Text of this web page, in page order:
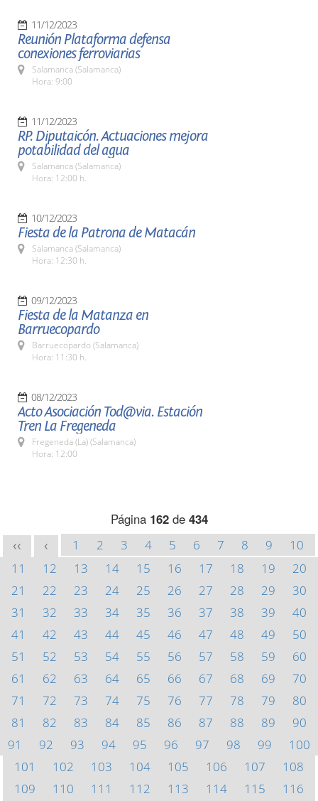
11/12/2023
Reunión Plataforma defensa
conexiones ferroviarias
Salamanca (Salamanca)
Hora: 9:00
11/12/2023
RP. Diputaicón. Actuaciones mejora
potabilidad del agua
Salamanca (Salamanca)
Hora: 12:00 h.
10/12/2023
Fiesta de la Patrona de Matacán
Salamanca (Salamanca)
Hora: 12:30 h.
09/12/2023
Fiesta de la Matanza en
Barruecopardo
Barruecopardo (Salamanca)
Hora: 11:30 h.
08/12/2023
Acto Asociación Tod@via. Estación
Tren La Fregeneda
Fregeneda (La) (Salamanca)
Hora: 12:00
Página 162de 434
<< < 1 2 3 4 5 6 7 8 9
10
11
12 13 14 15 16 17 18 19
20
21
22 23 24 25 26 27 28 29
30
31
32 33 34 35 36 37 38 39
40
41
42 43 44 45 46 47 48 49
50
51
52 53 54 55 56 57 58 59
60
61
62 63 64 65 66 67 68 69
70
71
72 73 74 75 76 77 78 79
80
81
82 83 84 85 86 87 88 89
90
91
92 93 94 95 96 97 98 99
100
101
102 103 104 105 106 107
108
109
110 111 112 113 114 115
116